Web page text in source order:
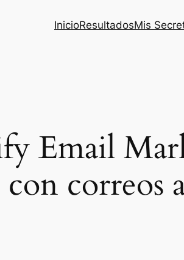
InicioResultadosMis
Email
con correos